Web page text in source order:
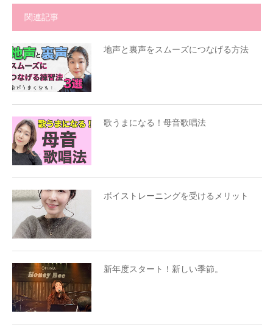
関連記事
地声と裏声をスムーズにつなげる方法
歌うまになる！母音歌唱法
ボイストレーニングを受けるメリット
新年度スタート！新しい季節。